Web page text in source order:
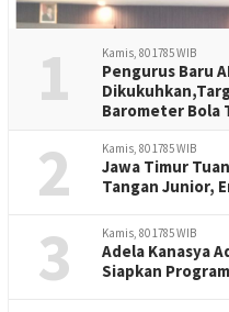
1 Kamis, 80 1785 WIB
Pengurus Baru
Barometer Bola
2 Kamis, 80 1785 WIB
Jawa Timur
Tangan Junior,
3 Kamis, 80 1785 WIB
Adela Kanasya
Siapkan